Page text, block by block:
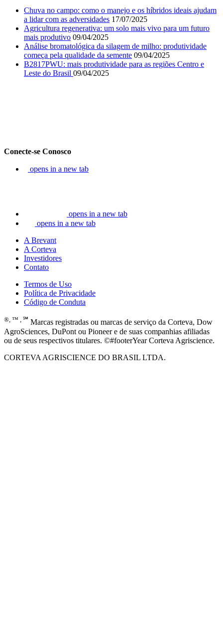
Chuva no campo: como o manejo e os híbridos ideais ajudam
a lidar com as adversidades 17/07/2025
Agricultura regenerativa: um solo mais vivo para um futuro
mais produtivo 09/04/2025
Análise bromatológica da silagem de milho: produtividade
começa pela qualidade da semente 09/04/2025
B2817PWU: mais produtividade para as regiões Centro e
Leste do Brasil 09/04/2025
Conecte-se Conosco
opens in a new tab
opens in a new tab
opens in a new tab
A Brevant
A Corteva
Investidores
Contato
Termos de Uso
Política de Privacidade
Código de Conduta
®, ™ , ℠ Marcas registradas ou marcas de serviço da Corteva, Dow
AgroSciences, DuPont ou Pioneer e de suas companhias afiliadas
ou de seus respectivos titulares. ©#footerYear Corteva Agriscience.
CORTEVA AGRISCIENCE DO BRASIL LTDA.